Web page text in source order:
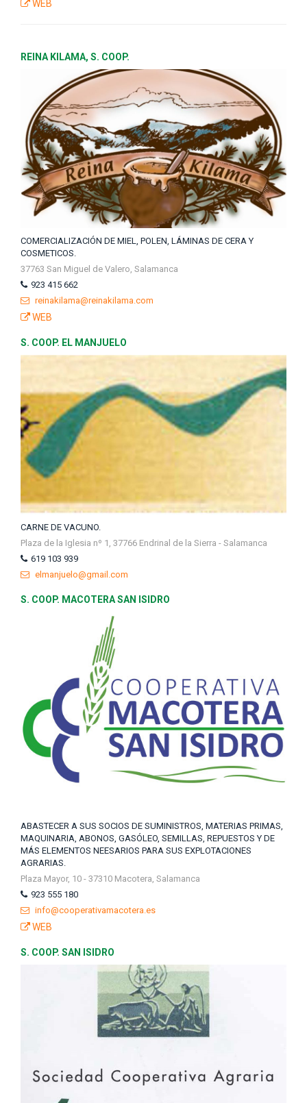
WEB
REINA KILAMA, S. COOP.
COMERCIALIZACIÓN DE MIEL, POLEN, LÁMINAS DE CERA Y
COSMETICOS.
37763 San Miguel de Valero, Salamanca
923 415 662
reinakilama@reinakilama.com
WEB
S. COOP. EL MANJUELO
CARNE DE VACUNO.
Plaza de la Iglesia nº 1, 37766 Endrinal de la Sierra - Salamanca
619 103 939
elmanjuelo@gmail.com
S. COOP. MACOTERA SAN ISIDRO
ABASTECER A SUS SOCIOS DE SUMINISTROS, MATERIAS PRIMAS,
MAQUINARIA, ABONOS, GASÓLEO, SEMILLAS, REPUESTOS Y DE
MÁS ELEMENTOS NEESARIOS PARA SUS EXPLOTACIONES
AGRARIAS.
Plaza Mayor, 10 - 37310 Macotera, Salamanca
923 555 180
info@cooperativamacotera.es
WEB
S. COOP. SAN ISIDRO